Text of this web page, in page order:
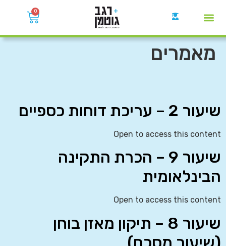
0
מאמרים
שיעור 2 – עריכת דוחות כספיים
Open to access this content
שיעור 9 – הכרת התקינה
הבינלאומית
Open to access this content
שיעור 8 – תיקון מאזן בוחן